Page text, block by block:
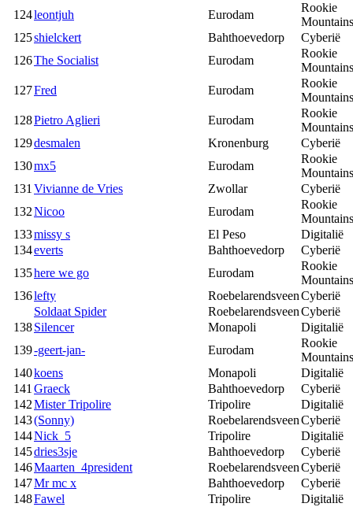
124leontjuh Eurodam
Rookie
Mountains
125shielckert Bahthoevedorp
Cyberië
126The Socialist Eurodam
Rookie
Mountains
127Fred Eurodam
Rookie
Mountains
128Pietro Aglieri Eurodam
Rookie
Mountains
129desmalen Kronenburg
Cyberië
130mx5 Eurodam
Rookie
Mountains
131Vivianne de Vries Zwollar
Cyberië
132Nicoo Eurodam
Rookie
Mountains
133missy s El Peso
Digitalië
134everts Bahthoevedorp
Cyberië
135here we go Eurodam
Rookie
Mountains
136lefty RoebelarendsveenCyberië
Soldaat Spider
RoebelarendsveenCyberië
138Silencer Monapoli
Digitalië
139-geert-jan- Eurodam
Rookie
Mountains
140koens Monapoli
Digitalië
141Graeck Bahthoevedorp
Cyberië
142Mister Tripolire Tripolire
Digitalië
143(Sonny) RoebelarendsveenCyberië
144Nick_5 Tripolire
Digitalië
145dries3sje Bahthoevedorp
Cyberië
146Maarten_4president RoebelarendsveenCyberië
147Mr mc x Bahthoevedorp
Cyberië
148Fawel Tripolire
Digitalië